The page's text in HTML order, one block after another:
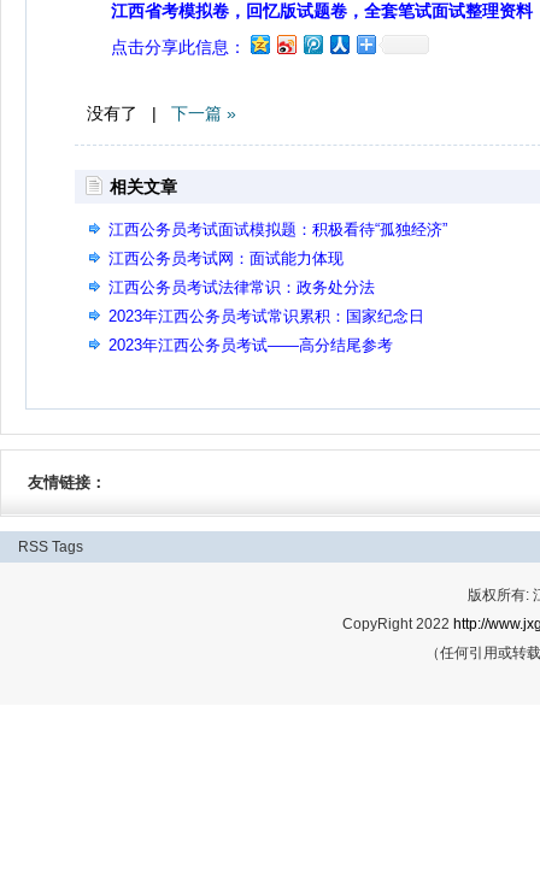
江西省考模拟卷，回忆版试题卷，全套笔试面试整理资料
点击分享此信息：
没有了 | 下一篇 »
相关文章
江西公务员考试面试模拟题：积极看待“孤独经济”
江西公务员考试网：面试能力体现
江西公务员考试法律常识：政务处分法
2023年江西公务员考试常识累积：国家纪念日
2023年江西公务员考试——高分结尾参考
友情链接：
RSS Tags
版权所有:
CopyRight 2022 http://
（任何引用或转